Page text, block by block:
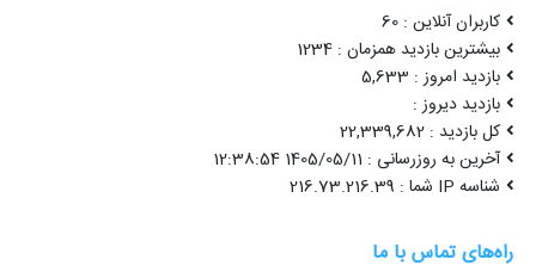
کاربران آنلاین : 60
بیشترین بازدید همزمان : 1234
بازدید امروز : 5,633
بازدید دیروز :
کل بازدید : 22,339,682
آخرین به روزرسانی : 1405/05/11 12:38:54
شناسه IP شما : 216.73.216.39
راه‌های تماس با ما